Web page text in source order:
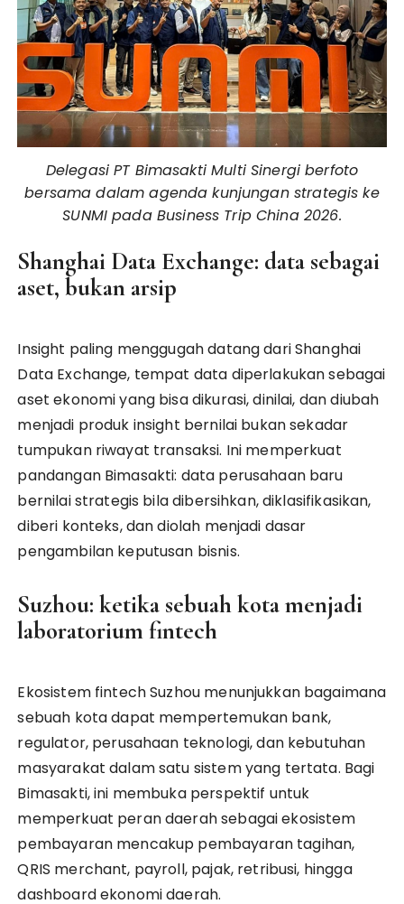
Delegasi PT Bimasakti Multi Sinergi berfoto
bersama dalam agenda kunjungan strategis ke
SUNMI pada Business Trip China 2026.
Shanghai Data Exchange: data sebagai
aset, bukan arsip
Insight paling menggugah datang dari Shanghai
Data Exchange, tempat data diperlakukan sebagai
aset ekonomi yang bisa dikurasi, dinilai, dan diubah
menjadi produk insight bernilai bukan sekadar
tumpukan riwayat transaksi. Ini memperkuat
pandangan Bimasakti: data perusahaan baru
bernilai strategis bila dibersihkan, diklasifikasikan,
diberi konteks, dan diolah menjadi dasar
pengambilan keputusan bisnis.
Suzhou: ketika sebuah kota menjadi
laboratorium fintech
Ekosistem fintech Suzhou menunjukkan bagaimana
sebuah kota dapat mempertemukan bank,
regulator, perusahaan teknologi, dan kebutuhan
masyarakat dalam satu sistem yang tertata. Bagi
Bimasakti, ini membuka perspektif untuk
memperkuat peran daerah sebagai ekosistem
pembayaran mencakup pembayaran tagihan,
QRIS merchant, payroll, pajak, retribusi, hingga
dashboard ekonomi daerah.